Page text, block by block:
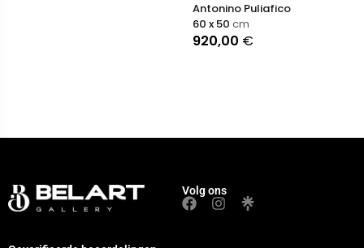
Antonino Puliafico
920,00 €
60 x 50 cm
Volg ons